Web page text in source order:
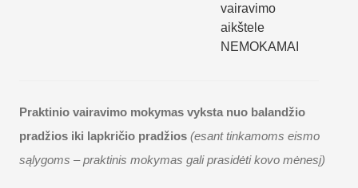
vairavimo
aikštele
NEMOKAMAI
Praktinio vairavimo mokymas vyksta nuo balandžio
pradžios iki lapkričio pradžios (esant tinkamoms eismo
sąlygoms – praktinis mokymas gali prasidėti kovo mėnesį)